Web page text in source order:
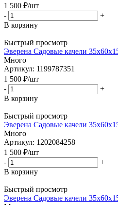
1 500 ₽/шт
-
+
В корзину
Быстрый просмотр
Эверена Садовые качели
Много
Артикул: 1199787351
1 500 ₽/шт
-
+
В корзину
Быстрый просмотр
Эверена Садовые качели
Много
Артикул: 1202084258
1 500 ₽/шт
-
+
В корзину
Быстрый просмотр
Эверена Садовые качели